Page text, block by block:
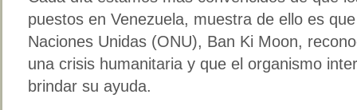
puestos en Venezuela, muestra de ello es
Naciones Unidas (ONU), Ban Ki Moon,
una crisis humanitaria y que el organismo
brindar su ayuda.